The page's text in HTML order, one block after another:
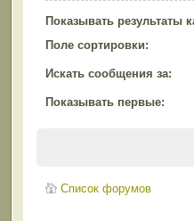
Показывать результаты
Поле сортировки:
Искать сообщения за:
Показывать первые:
Список форумов